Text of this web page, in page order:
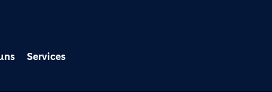
Services